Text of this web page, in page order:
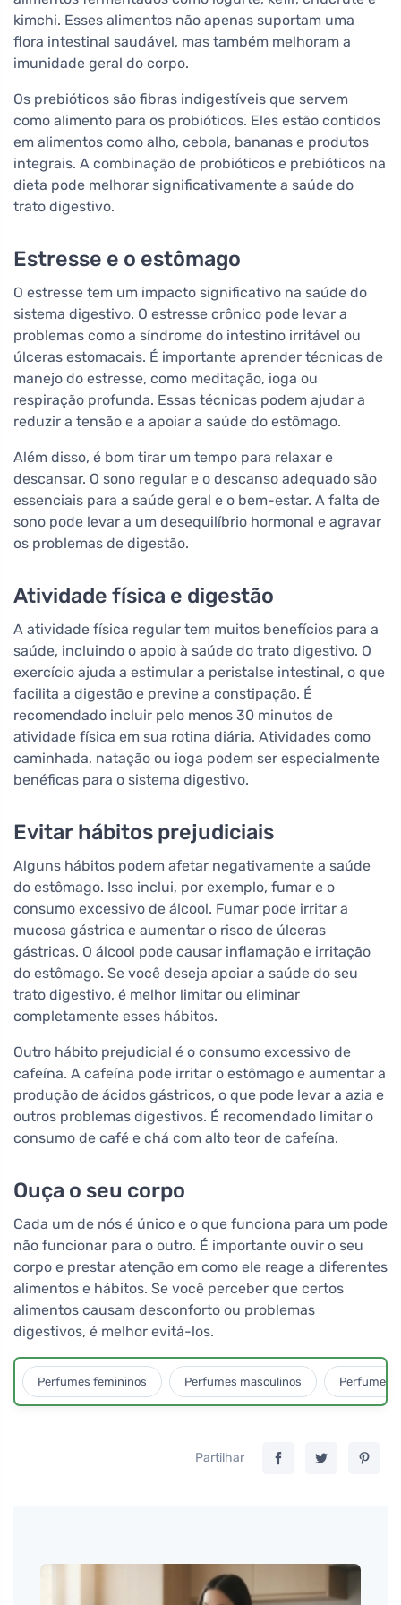
kimchi. Esses alimentos não apenas suportam uma
flora intestinal saudável, mas também melhoram a
imunidade geral do corpo.
Os prebióticos são fibras indigestíveis que servem
como alimento para os probióticos. Eles estão contidos
em alimentos como alho, cebola, bananas e produtos
integrais. A combinação de probióticos e prebióticos na
dieta pode melhorar significativamente a saúde do
trato digestivo.
Estresse e o estômago
O estresse tem um impacto significativo na saúde do
sistema digestivo. O estresse crônico pode levar a
problemas como a síndrome do intestino irritável ou
úlceras estomacais. É importante aprender técnicas de
manejo do estresse, como meditação, ioga ou
respiração profunda. Essas técnicas podem ajudar a
reduzir a tensão e a apoiar a saúde do estômago.
Além disso, é bom tirar um tempo para relaxar e
descansar. O sono regular e o descanso adequado são
essenciais para a saúde geral e o bem-estar. A falta de
sono pode levar a um desequilíbrio hormonal e agravar
os problemas de digestão.
Atividade física e digestão
A atividade física regular tem muitos benefícios para a
saúde, incluindo o apoio à saúde do trato digestivo. O
exercício ajuda a estimular a peristalse intestinal, o que
facilita a digestão e previne a constipação. É
recomendado incluir pelo menos 30 minutos de
atividade física em sua rotina diária. Atividades como
caminhada, natação ou ioga podem ser especialmente
benéficas para o sistema digestivo.
Evitar hábitos prejudiciais
Alguns hábitos podem afetar negativamente a saúde
do estômago. Isso inclui, por exemplo, fumar e o
consumo excessivo de álcool. Fumar pode irritar a
mucosa gástrica e aumentar o risco de úlceras
gástricas. O álcool pode causar inflamação e irritação
do estômago. Se você deseja apoiar a saúde do seu
trato digestivo, é melhor limitar ou eliminar
completamente esses hábitos.
Outro hábito prejudicial é o consumo excessivo de
cafeína. A cafeína pode irritar o estômago e aumentar a
produção de ácidos gástricos, o que pode levar a azia e
outros problemas digestivos. É recomendado limitar o
consumo de café e chá com alto teor de cafeína.
Ouça o seu corpo
Cada um de nós é único e o que funciona para um pode
não funcionar para o outro. É importante ouvir o seu
corpo e prestar atenção em como ele reage a diferentes
alimentos e hábitos. Se você perceber que certos
alimentos causam desconforto ou problemas
digestivos, é melhor evitá-los.
Perfumes femininos Perfumes masculinos Perfumes
Partilhar